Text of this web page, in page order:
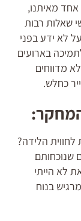
כל אחד מאיתנו,
שאלות רבות
לא ידע בפני
בארועים
מדווחים
כחלש.
הלידה?
שנוכחותם
לא הייתי
בנוח